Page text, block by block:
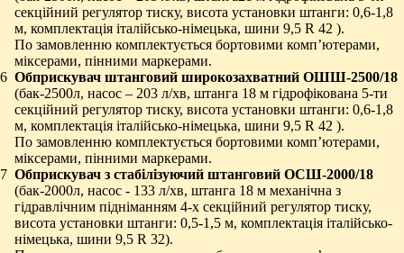
секційний регулятор тиску, висота установки штанги: 0,6-1,8
м, комплектація італійсько-німецька, шини 9,5 R 42 ).
По замовленню комплектується бортовими комп’ютерами,
міксерами, пінними маркерами.
6 Обприскувач штанговий широкозахватний ОШШ-2500/18
(бак-2500л, насос – 203 л/хв, штанга 18 м гідрофікована 5-ти
секційний регулятор тиску, висота установки штанги: 0,6-1,8
м, комплектація італійсько-німецька, шини 9,5 R 42 ).
По замовленню комплектується бортовими комп’ютерами,
міксерами, пінними маркерами.
7 Обприскувач з стабілізуючий штанговий ОСШ-2000/18
(бак-2000л, насос - 133 л/хв, штанга 18 м механічна з
гідравлічним підніманням 4-х секційний регулятор тиску,
висота установки штанги: 0,5-1,5 м, комплектація італійсько-
німецька, шини 9,5 R 32).